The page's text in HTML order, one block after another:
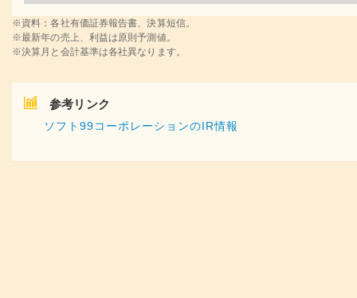
※資料：各社有価証券報告書、決算短信。
※最新年の売上、利益は原則予測値。
※決算月と会計基準は各社異なります。
参考リンク
ソフト99コーポレーションのIR情報